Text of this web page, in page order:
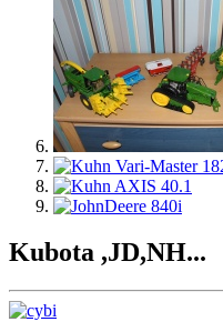
Kubota ,JD,NH...